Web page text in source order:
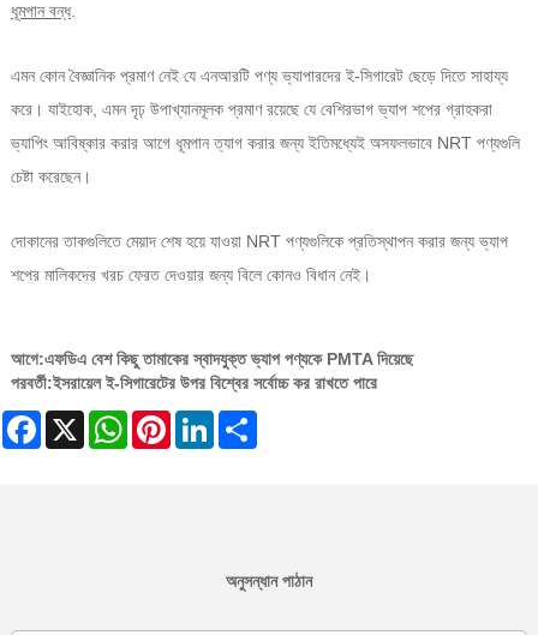
ধূমপান বন্ধ.
এমন কোন বৈজ্ঞানিক প্রমাণ নেই যে এনআরটি পণ্য ভ্যাপারদের ই-সিগারেট ছেড়ে দিতে সাহায্য
করে। যাইহোক, এমন দৃঢ় উপাখ্যানমূলক প্রমাণ রয়েছে যে বেশিরভাগ ভ্যাপ শপের গ্রাহকরা
ভ্যাপিং আবিষ্কার করার আগে ধূমপান ত্যাগ করার জন্য ইতিমধ্যেই অসফলভাবে NRT পণ্যগুলি
চেষ্টা করেছেন।
দোকানের তাকগুলিতে মেয়াদ শেষ হয়ে যাওয়া NRT পণ্যগুলিকে প্রতিস্থাপন করার জন্য ভ্যাপ
শপের মালিকদের খরচ ফেরত দেওয়ার জন্য বিলে কোনও বিধান নেই।
আগে:এফডিএ বেশ কিছু তামাকের স্বাদযুক্ত ভ্যাপ পণ্যকে PMTA দিয়েছে
পরবর্তী:ইসরায়েল ই-সিগারেটের উপর বিশ্বের সর্বোচ্চ কর রাখতে পারে
Facebook WhatsAppPinterestLinkedIn
অনুসন্ধান পাঠান